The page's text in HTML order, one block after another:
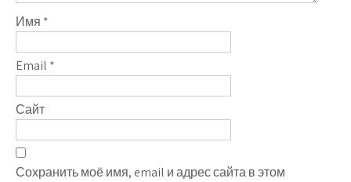
Имя *
Email *
Сайт
Сохранить моё имя, email и адрес сайта в этом